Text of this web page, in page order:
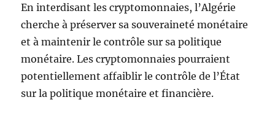
En interdisant les cryptomonnaies, l’Algérie
cherche à préserver sa souveraineté monétaire
et à maintenir le contrôle sur sa politique
monétaire. Les cryptomonnaies pourraient
potentiellement affaiblir le contrôle de l’État
sur la politique monétaire et financière.